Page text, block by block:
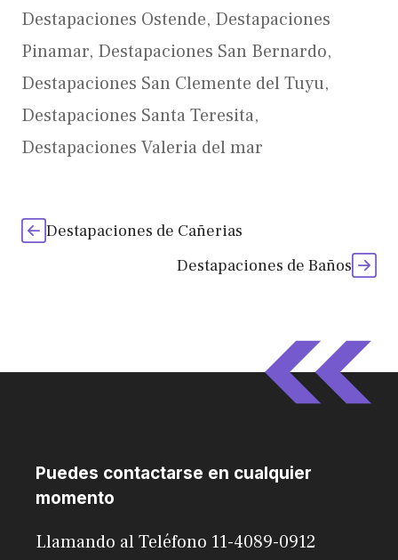
Destapaciones Ostende, Destapaciones
Pinamar, Destapaciones San Bernardo,
Destapaciones San Clemente del Tuyu,
Destapaciones Santa Teresita,
Destapaciones Valeria del mar
Destapaciones de Cañerias
Destapaciones de Baños
Puedes contactarse en cualquier
momento
Llamando al Teléfono 11-4089-0912